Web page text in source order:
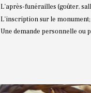
L'après-funérailles (goûter,
L'inscription sur le monument;
Une demande personnelle ou